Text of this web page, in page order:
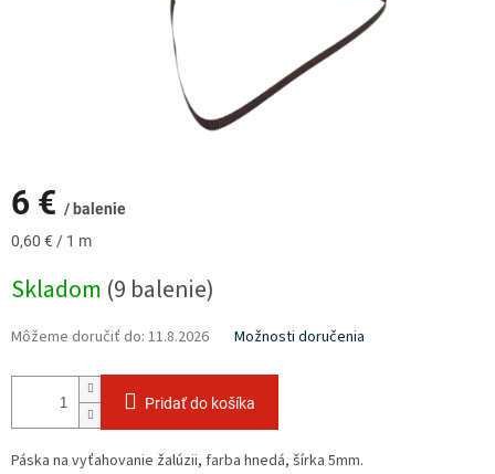
6 € / balenie
Jednotková
0,60 € / 1 m
Skladom (9 balenie)
Môžeme doručiť do: 11.8.2026 Možnosti doručenia
Pridať do košíka
Páska na vyťahovanie žalúzii, farba hnedá, šírka 5mm.